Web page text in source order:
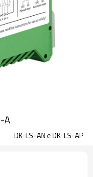
A
DK-LS-AN e DK-LS-AP